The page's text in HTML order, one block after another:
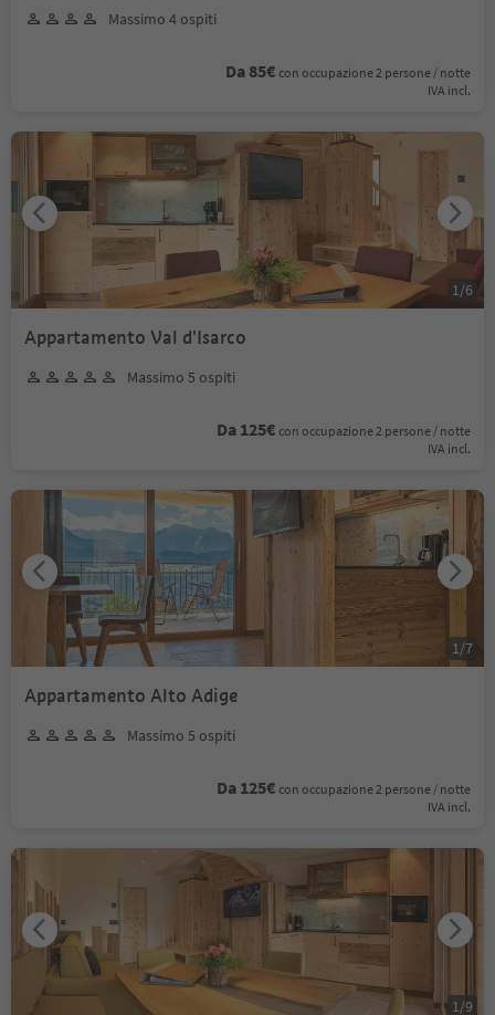
Massimo 4 ospiti
Da 85€ con occupazione 2 persone / notte
IVA incl.
Appartamento Val d'Isarco
Massimo 5 ospiti
Da 125€ con occupazione 2 persone / notte
IVA incl.
1 /6
Appartamento Alto Adige
Massimo 5 ospiti
Da 125€ con occupazione 2 persone / notte
IVA incl.
1 /7
1 /9